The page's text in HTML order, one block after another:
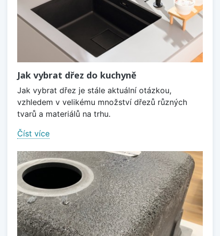
Jak vybrat dřez do kuchyně
Jak vybrat dřez je stále aktuální otázkou,
vzhledem v velikému množství dřezů různých
tvarů a materiálů na trhu.
Číst více